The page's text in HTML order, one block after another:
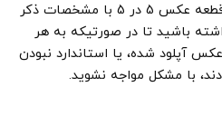
16- عکس 5*5 : بهتر است دو قطعه عکس 5 در 5 با مشخصات ذکر
باشید تا در صورتیکه به هر
آپلود شده، یا استاندارد نبودن
با مشکل مواجه نشوید.